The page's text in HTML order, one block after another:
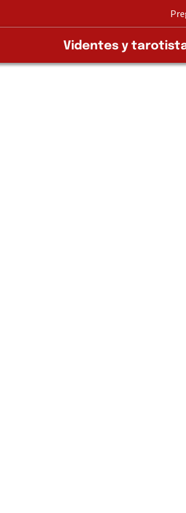
Videntes y